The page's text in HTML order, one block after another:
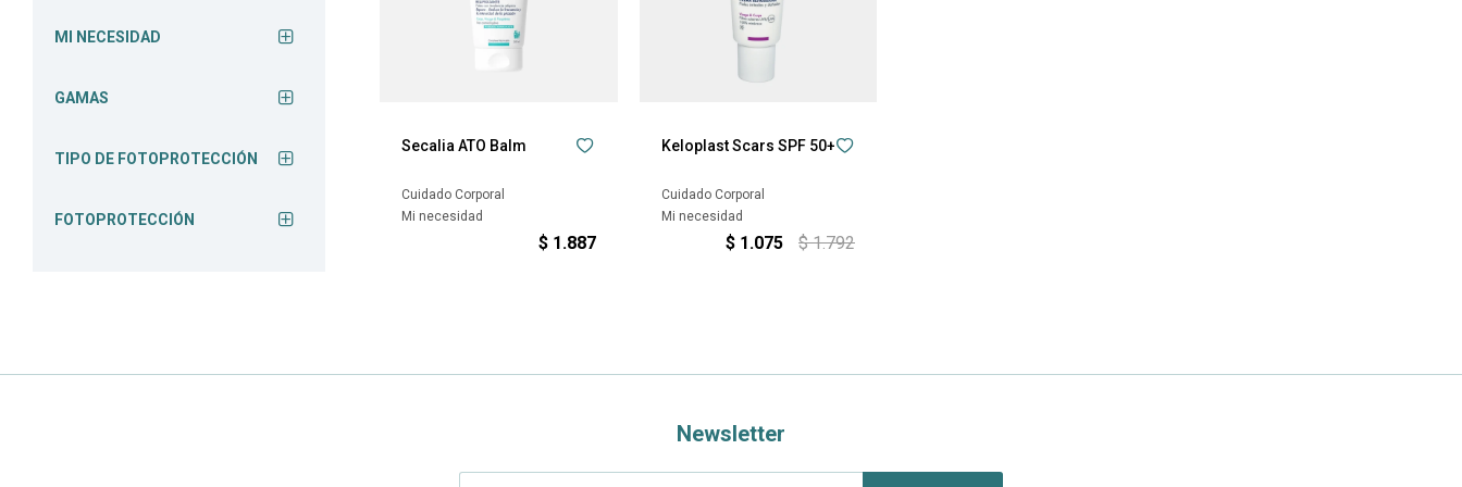
Secalia ATO Balm
Cuidado Corporal
Mi necesidad
$ 1.887
Keloplast Scars SPF 50+
Cuidado Corporal
Mi necesidad
$ 1.075 $ 1.792
MI NECESIDAD
GAMAS
TIPO DE FOTOPROTECCIÓN
FOTOPROTECCIÓN
Newsletter